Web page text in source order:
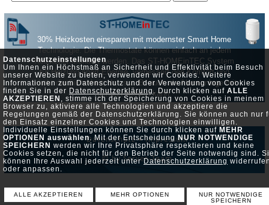
Datenschutzeinstellungen
Um Ihnen ein Höchstmaß an Sicherheit und Effektivität beim Besuch
unserer Website zu bieten, verwenden wir Cookies. Weitere
Informationen zum Datenschutz und der Verwendung von Cookies
finden Sie in der Datenschutzerklärung. Durch klicken auf ALLE
AKZEPTIEREN , stimme ich der Speicherung von Cookies in meinem
Browser zu, aktiviere alle Technologien und akzeptiere die
Regelungen gemäß der Datenschutzerklärung. Sie können auch nur
den Einsatz einzelner Cookies und Technologien einwilligen.
Individuelle Einstellungen können Sie durch klicken auf MEHR
OPTIONEN auswählen. Mit der Entscheidung NUR NOTWENDIGE
SPEICHERN werden wir Ihre Privatsphäre respektieren und keine
Cookies setzen, die nicht für den Betrieb der Seite notwendig sind.
können Ihre Auswahl jederzeit unterDatenschutzerklärung
oder anpassen.
ALLE AKZEPTIEREN MEHR OPTIONEN
NUR NOTWENDIGE
SPEICHERN
30% Heizkosten einsparen mit modernster Smart Home
Technologie. Die Thermostate können einfach an jedem
Heizköper montiert werden. Das ST-HOMEinTEC System
für Heizung spart Energie, verbessert den Komfort und
erhöht die Sicherheit, da es z. B. auch als Alarmanlage mit
genutzt werden kann.
Datenschutz •Impressum
© by Server-Team